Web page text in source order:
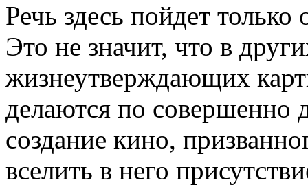
Речь здесь пойдет
Это не значит, что в
жизнеутверждающих
делаются по совершенно
создание кино,
вселить в него